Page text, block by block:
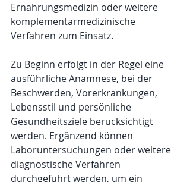
Ernährungsmedizin oder weitere
komplementärmedizinische
Verfahren zum Einsatz.
Zu Beginn erfolgt in der Regel eine
ausführliche Anamnese, bei der
Beschwerden, Vorerkrankungen,
Lebensstil und persönliche
Gesundheitsziele berücksichtigt
werden. Ergänzend können
Laboruntersuchungen oder weitere
diagnostische Verfahren
durchgeführt werden, um ein